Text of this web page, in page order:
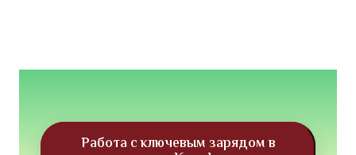
Работа с ключевым зарядом в